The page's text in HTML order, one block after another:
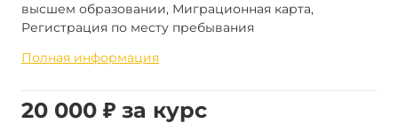
высшем образовании, Миграционная карта,
Регистрация по месту пребывания
Полная информация
20 000 ₽ за курс